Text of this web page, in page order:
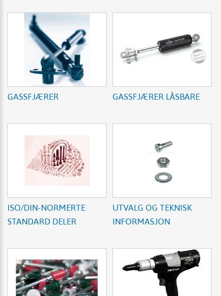
GASSFJÆRER GASSFJÆRER LÅSBARE
ISO/DIN-NORMERTE
STANDARD DELER
UTVALG OG TEKNISK
INFORMASJON